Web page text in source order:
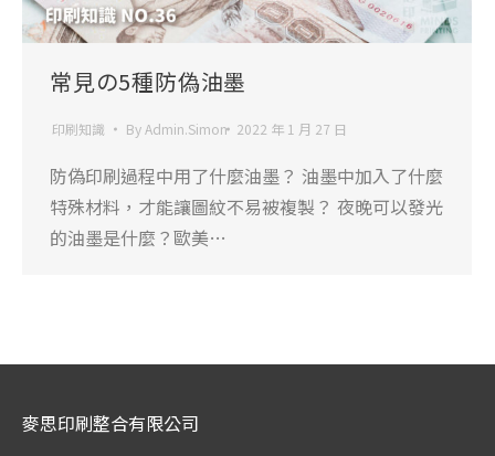
常見の5種防偽油墨
印刷知識 ByAdmin.Simon 2022 年 1 月 27 日
防偽印刷過程中用了什麼油墨？ 油墨中加入了什麼
特殊材料，才能讓圖紋不易被複製？ 夜晚可以發光
的油墨是什麼？歐美…
麥思印刷整合有限公司